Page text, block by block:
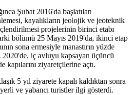
Şubat 2016'da başlatılan
kayalıkların jeolojik ve jeoteknik
projelerinin birinci etabı
bölümü 25 Mayıs 2019'da, ikinci etap
sona ermesiyle manastırın yüzde
iç avluyu kapsayan üçüncü
kapılarını ziyaretçilerine açtı.
5 yıl ziyarete kapalı kaldıktan sonra
yerli ve yabancı turistler ilgi gösterdi.